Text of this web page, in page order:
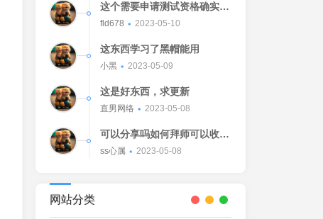
这个需要申请测试资格确实不
错的东西
fld678 2023-05-10
这东西学习了黑帽能用
小黑 2023-05-09
这是好东西，求更新
直男网络 2023-05-08
可以分享吗如何拜师可以收我
吗[Watermelon]
ss心属 2023-05-08
网站分类